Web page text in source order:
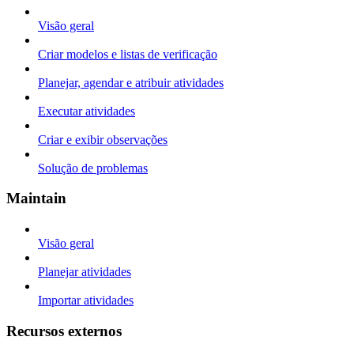
Visão geral
Criar modelos e listas de verificação
Planejar, agendar e atribuir atividades
Executar atividades
Criar e exibir observações
Solução de problemas
Maintain
Visão geral
Planejar atividades
Importar atividades
Recursos externos